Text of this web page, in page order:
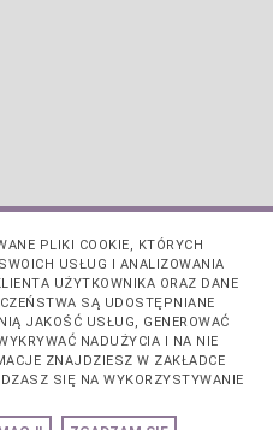
usługę
PLIKI COOKIE, KTÓRYCH
USŁUG I ANALIZOWANIA
UŻYTKOWNIKA ORAZ DANE
SĄ UDOSTĘPNIANE
JAKOŚĆ USŁUG, GENEROWAĆ
NADUŻYCIA I NA NIE
ZNAJDZIESZ W ZAKŁADCE
SIĘ NA WYKORZYSTYWANIE